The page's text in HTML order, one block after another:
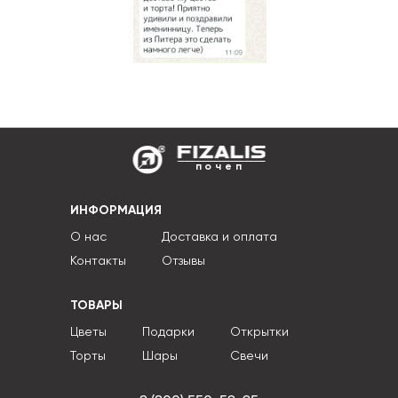
почеп
ИНФОРМАЦИЯ
О нас
Контакты
Доставка и оплата
Отзывы
ТОВАРЫ
Цветы
Торты
Подарки
Шары
Открытки
Свечи